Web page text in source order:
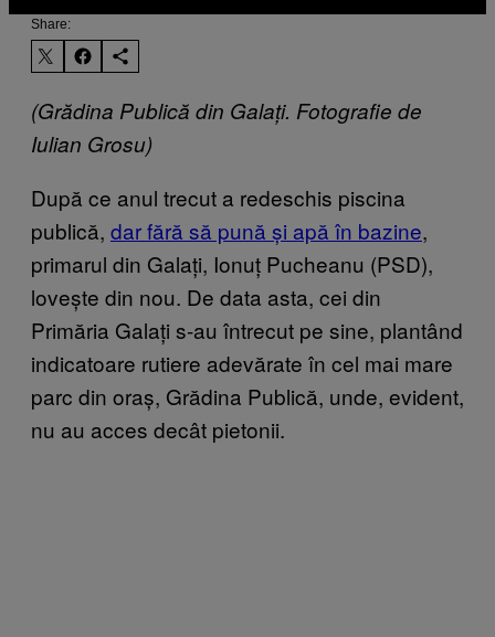
Share:
(Grădina Publică din Galați. Fotografie de
Iulian Grosu)
După ce anul trecut a redeschis piscina
publică, dar fără să pună și apă în bazine,
primarul din Galați, Ionuț Pucheanu (PSD),
lovește din nou. De data asta, cei din
Primăria Galați s-au întrecut pe sine, plantând
indicatoare rutiere adevărate în cel mai mare
parc din oraș, Grădina Publică, unde, evident,
nu au acces decât pietonii.